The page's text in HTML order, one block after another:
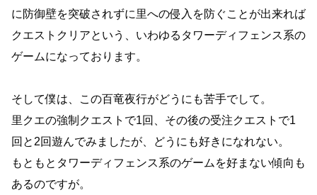
に防御壁を突破されずに里への侵入を防ぐことが出来れば
クエストクリアという、いわゆるタワーディフェンス系の
ゲームになっております。
そして僕は、この百竜夜行がどうにも苦手でして。
里クエの強制クエストで1回、その後の受注クエストで1
回と2回遊んでみましたが、どうにも好きになれない。
もともとタワーディフェンス系のゲームを好まない傾向も
あるのですが。